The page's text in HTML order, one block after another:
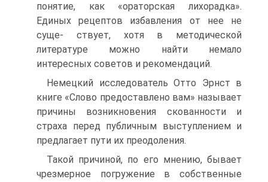
понятие, как «ораторская лихорадка».
Единых рецептов избавления от нее не
суще- ствует, хотя в методической
литературе можно найти немало
интересных советов и рекомендаций.
Немецкий исследователь Отто Эрнст в
книге «Слово предоставлено вам» называет
причины возникновения скованности и
страха перед публичным выступлением и
предлагает пути их преодоления.
Такой причиной, по его мнению, бывает
чрезмерное погружение в собственные